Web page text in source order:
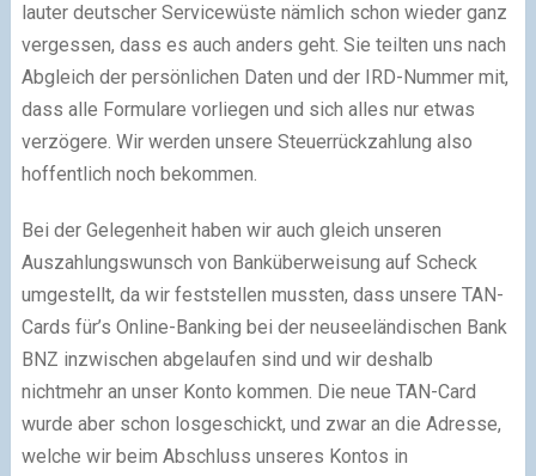
lauter deutscher Servicewüste nämlich schon wieder ganz
vergessen, dass es auch anders geht. Sie teilten uns nach
Abgleich der persönlichen Daten und der IRD-Nummer mit,
dass alle Formulare vorliegen und sich alles nur etwas
verzögere. Wir werden unsere Steuerrückzahlung also
hoffentlich noch bekommen.
Bei der Gelegenheit haben wir auch gleich unseren
Auszahlungswunsch von Banküberweisung auf Scheck
umgestellt, da wir feststellen mussten, dass unsere TAN-
Cards für’s Online-Banking bei der neuseeländischen Bank
BNZ inzwischen abgelaufen sind und wir deshalb
nichtmehr an unser Konto kommen. Die neue TAN-Card
wurde aber schon losgeschickt, und zwar an die Adresse,
welche wir beim Abschluss unseres Kontos in